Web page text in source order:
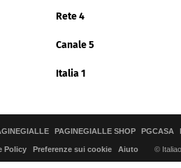
Rete 4
Canale 5
Italia 1
PAGINEGIALLE SHOP PGCASA
Policy Preferenze sui cookie Aiuto ©